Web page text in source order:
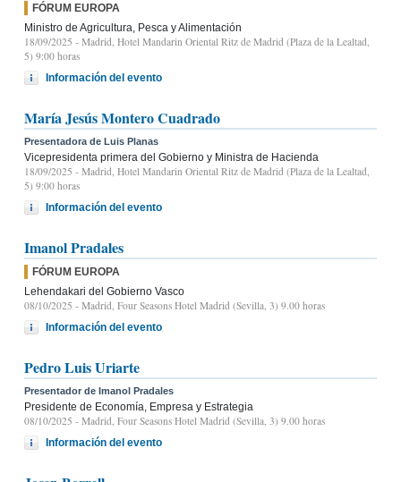
FÓRUM EUROPA
Ministro de Agricultura, Pesca y Alimentación
18/09/2025 - Madrid, Hotel Mandarin Oriental Ritz de Madrid (Plaza de la Lealtad,
5) 9:00 horas
Información del evento
María Jesús Montero Cuadrado
Presentadora de Luis Planas
Vicepresidenta primera del Gobierno y Ministra de Hacienda
18/09/2025 - Madrid, Hotel Mandarin Oriental Ritz de Madrid (Plaza de la Lealtad,
5) 9:00 horas
Información del evento
Imanol Pradales
FÓRUM EUROPA
Lehendakari del Gobierno Vasco
08/10/2025 - Madrid, Four Seasons Hotel Madrid (Sevilla, 3) 9.00 horas
Información del evento
Pedro Luis Uriarte
Presentador de Imanol Pradales
Presidente de Economía, Empresa y Estrategia
08/10/2025 - Madrid, Four Seasons Hotel Madrid (Sevilla, 3) 9.00 horas
Información del evento